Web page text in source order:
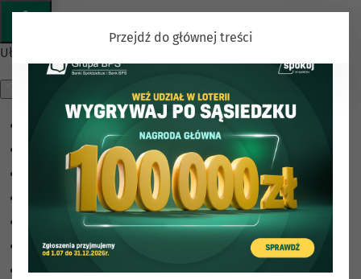
Ułatwienia dostępu
Monochromatyczny
Ciemny kontrast
Jasny kontrast
Niskie nasycenie
Wysokie nasycenie
Zaznacz linki
Przejdź do głównej treści